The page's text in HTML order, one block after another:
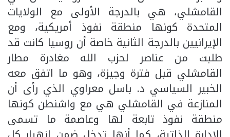
القامشلي، هي بالدرجة الأولى مع الولايات
المتحدة كونها منطقة نفوذ أمريكية، ومع
الإيرانيين بالدرجة الثانية خاصة أن روسيا كانت قد
طلبت من عناصر لحزب الله مغادرة مطار
القامشلي قبل فترة وجيزة، وهو ما اتفق معه
الخبير السياسي د. باسل معراوي الذي رأى أن
المنازعة في القامشلي هي مع واشنطن كونها
منطقة نفوذ تابعة لها وعاصمة ما تسمى